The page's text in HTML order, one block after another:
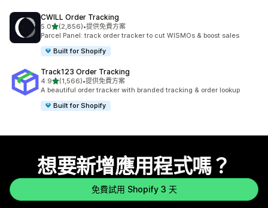
CWILL Order Tracking
5.0滿分 5 顆星
(2,856)
共有 2856 則評價
•提供免費方案
Parcel Panel: track order tracker to cut WISMOs & boost sales
Built for Shopify
Track123 Order Tracking
4.9滿分 5 顆星
(1,566)
共有 1566 則評價
•提供免費方案
A beautiful order tracker with branded tracking & order lookup
Built for Shopify
想要新增應用程式嗎？
免費試用 Shopify 3 天